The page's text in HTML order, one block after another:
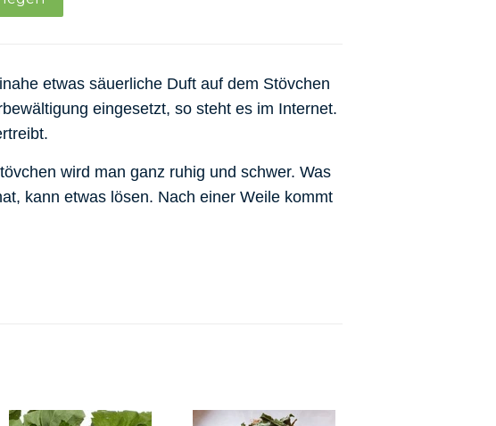
etwas säuerliche Duft auf dem Stövchen
eingesetzt, so steht es im Internet.
wird man ganz ruhig und schwer. Was
kann etwas lösen. Nach einer Weile kommt